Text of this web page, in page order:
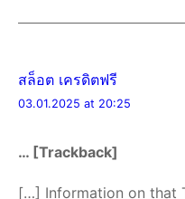
สล็อต เครดิตฟรี
03.01.2025 at 20:25
… [Trackback]
[…] Information on that